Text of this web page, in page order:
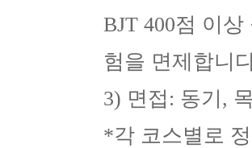
BJT 400점 이
험을 면제합니
3) 면접: 동기,
*각 코스별로